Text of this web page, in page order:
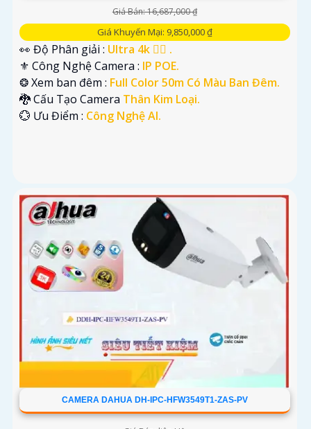
Giá Bán: 16,687,000 ₫
Giá Khuyến Mại: 9,850,000 ₫
👀 Độ Phân giải : Ultra 4k 👍🏾 .
⚜️ Công Nghệ Camera : IP POE.
❂ Xem ban đêm : Full Color 50m Có Màu Ban Đêm.
🐉️ Cấu Tạo Camera Thân Kim Loại.
️💮 Ưu Điểm : Công Nghệ AI.
CAMERA DAHUA DH-IPC-HFW3549T1-ZAS-PV